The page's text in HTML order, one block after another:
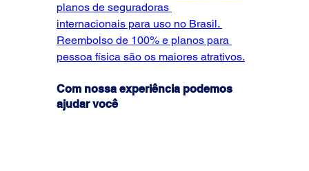
planos de seguradoras
internacionais para uso no Brasil.
Reembolso de 100% e planos para
pessoa física são os maiores atrativos.
Com nossa experiência podemos
ajudar você